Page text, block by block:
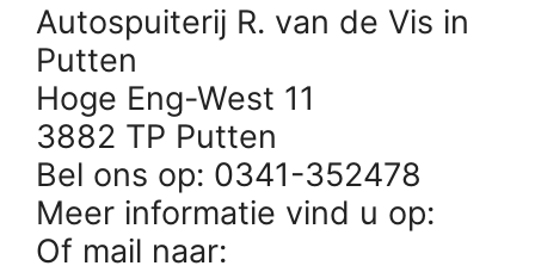
Autospuiterij R. van de Vis in
Putten
Hoge Eng-West 11
3882 TP Putten
Bel ons op: 0341-352478
Meer informatie vind u op:
Of mail naar: